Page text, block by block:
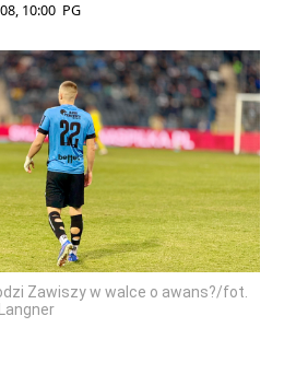
10:00 PG
Zawiszy w walce o awans?/fot.